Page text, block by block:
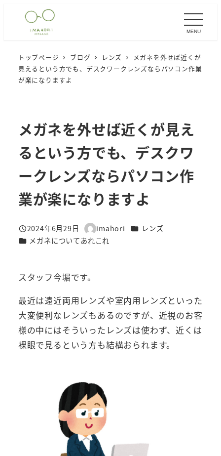
MENU
トップページ ブログ レンズ
メガネを外せば近くが
見えるという方でも、デスクワークレンズならパソコン作業
が楽になりますよ
メガネを外せば近くが見え
るという方でも、デスクワ
ークレンズならパソコン作
業が楽になりますよ
投稿日
2024年6月29日
著
者
imahori カテゴリー
レンズ
カテゴリー
メガネについてあれこれ
スタッフ今堀です。
最近は遠近両用レンズや室内用レンズといった
大変便利なレンズもあるのですが、近視のお客
様の中にはそういったレンズは使わず、近くは
裸眼で見るという方も結構おられます。